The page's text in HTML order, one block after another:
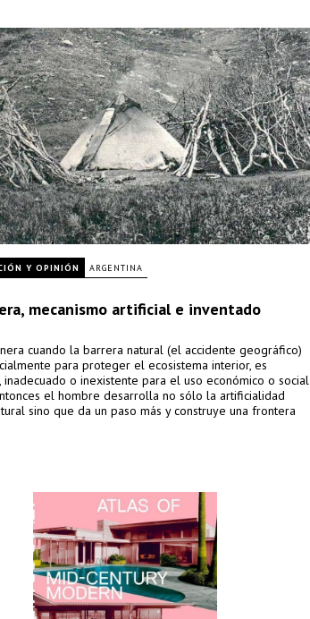
Y OPINIÓN ARGENTINA
mecanismo artificial e inventado
cuando la barrera natural (el accidente geográfico)
para proteger el ecosistema interior, es
inadecuado o inexistente para el uso económico o social
el hombre desarrolla no sólo la artificialidad
sino que da un paso más y construye una frontera